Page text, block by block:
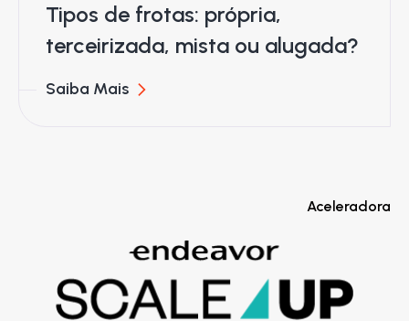
Tipos de frotas: própria,
terceirizada, mista ou alugada?
Saiba Mais
Aceleradora